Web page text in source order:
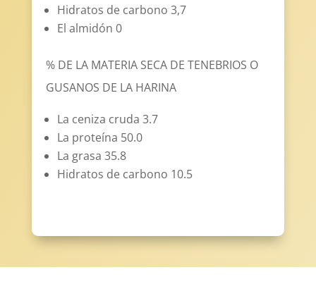
Hidratos de carbono 3,7
El almidón 0
% DE LA MATERIA SECA DE TENEBRIOS O
GUSANOS DE LA HARINA
La ceniza cruda 3.7
La proteína 50.0
La grasa 35.8
Hidratos de carbono 10.5